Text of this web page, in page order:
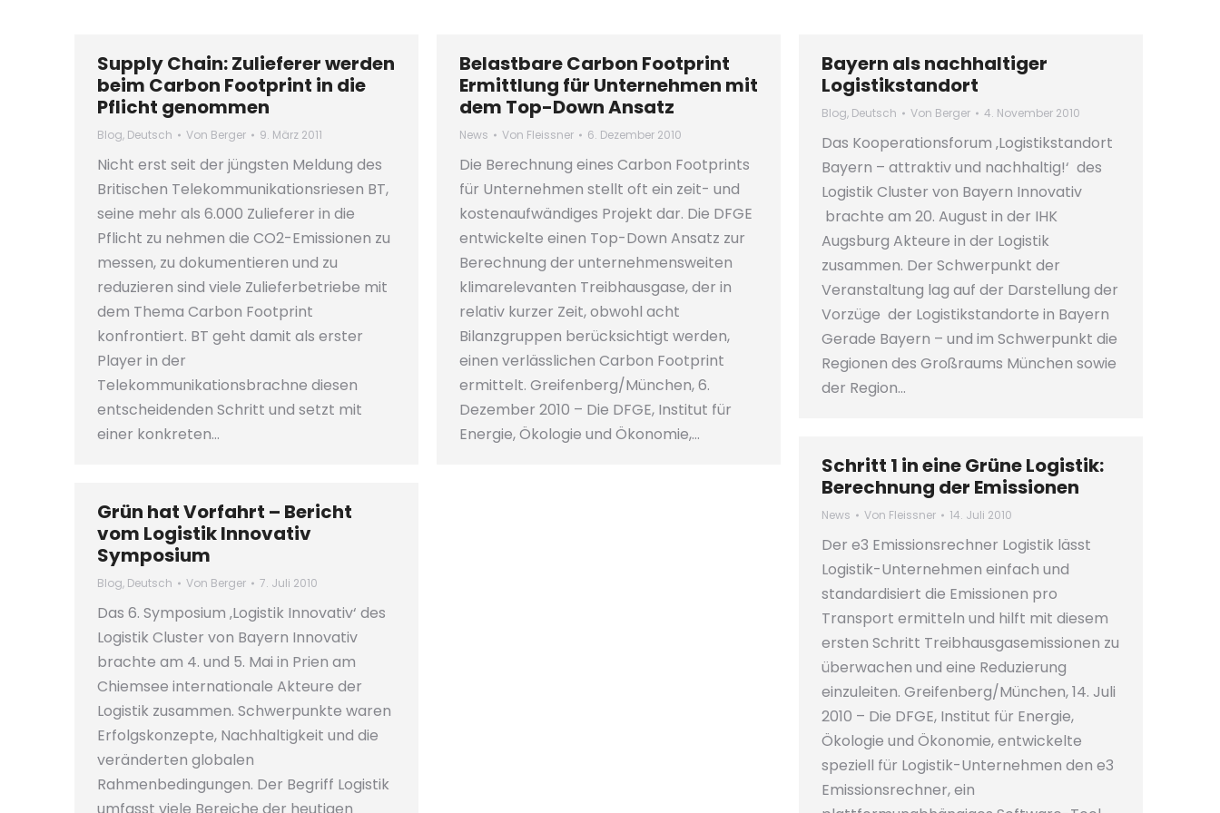
Supply Chain: Zulieferer werden
beim Carbon Footprint in die
Pflicht genommen
Blog, Deutsch Von Berger 9. März 2011
Nicht erst seit der jüngsten Meldung des
Britischen Telekommunikationsriesen BT,
seine mehr als 6.000 Zulieferer in die
Pflicht zu nehmen die CO2-Emissionen zu
messen, zu dokumentieren und zu
reduzieren sind viele Zulieferbetriebe mit
dem Thema Carbon Footprint
konfrontiert. BT geht damit als erster
Player in der
Telekommunikationsbrachne diesen
entscheidenden Schritt und setzt mit
einer konkreten…
Belastbare Carbon Footprint
Ermittlung für Unternehmen mit
dem Top-Down Ansatz
News Von Fleissner 6. Dezember 2010
Die Berechnung eines Carbon Footprints
für Unternehmen stellt oft ein zeit- und
kostenaufwändiges Projekt dar. Die DFGE
entwickelte einen Top-Down Ansatz zur
Berechnung der unternehmensweiten
klimarelevanten Treibhausgase, der in
relativ kurzer Zeit, obwohl acht
Bilanzgruppen berücksichtigt werden,
einen verlässlichen Carbon Footprint
ermittelt. Greifenberg/München, 6.
Dezember 2010 – Die DFGE, Institut für
Energie, Ökologie und Ökonomie,…
Bayern als nachhaltiger
Logistikstandort
Blog, Deutsch Von Berger 4. November 2010
Das Kooperationsforum ‚Logistikstandort
Bayern – attraktiv und nachhaltig!‘ des
Logistik Cluster von Bayern Innovativ
brachte am 20. August in der IHK
Augsburg Akteure in der Logistik
zusammen. Der Schwerpunkt der
Veranstaltung lag auf der Darstellung der
Vorzüge der Logistikstandorte in Bayern
Gerade Bayern – und im Schwerpunkt die
Regionen des Großraums München sowie
der Region…
Schritt 1 in eine Grüne Logistik:
Berechnung der Emissionen
News Von Fleissner 14. Juli 2010
Der e3 Emissionsrechner Logistik lässt
Logistik-Unternehmen einfach und
standardisiert die Emissionen pro
Transport ermitteln und hilft mit diesem
ersten Schritt Treibhausgasemissionen zu
überwachen und eine Reduzierung
einzuleiten. Greifenberg/München, 14. Juli
2010 – Die DFGE, Institut für Energie,
Ökologie und Ökonomie, entwickelte
speziell für Logistik-Unternehmen den e3
Emissionsrechner, ein
Grün hat Vorfahrt – Bericht
vom Logistik Innovativ
Symposium
Blog, Deutsch Von Berger 7. Juli 2010
Das 6. Symposium ‚Logistik Innovativ‘ des
Logistik Cluster von Bayern Innovativ
brachte am 4. und 5. Mai in Prien am
Chiemsee internationale Akteure der
Logistik zusammen. Schwerpunkte waren
Erfolgskonzepte, Nachhaltigkeit und die
veränderten globalen
Rahmenbedingungen. Der Begriff Logistik